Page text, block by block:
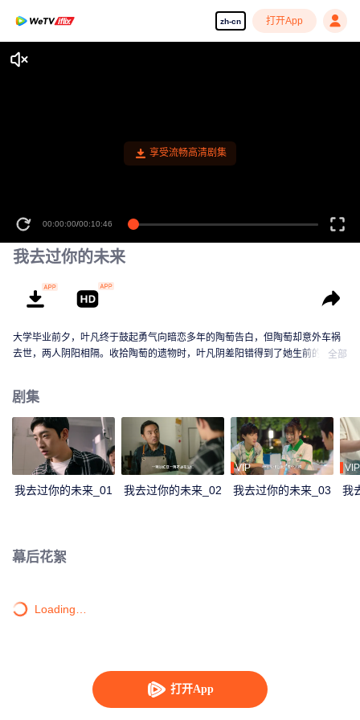
zh-cn 打开App
打开App
享受流畅高清剧集
00:00:00/00:10:46
我去过你的未来
大学毕业前夕，叶凡终于鼓起勇气向暗恋多年的陶萄告白，但陶萄却意外车祸
去世，两人阴阳相隔。收拾陶萄的遗物时，叶凡阴差阳错得到了她生前的旧手
全部
剧集
我去过你的未来_01 我去过你的未来_02
VIP
我去过你的未来_03
VIP
我
幕后花絮
Loading…